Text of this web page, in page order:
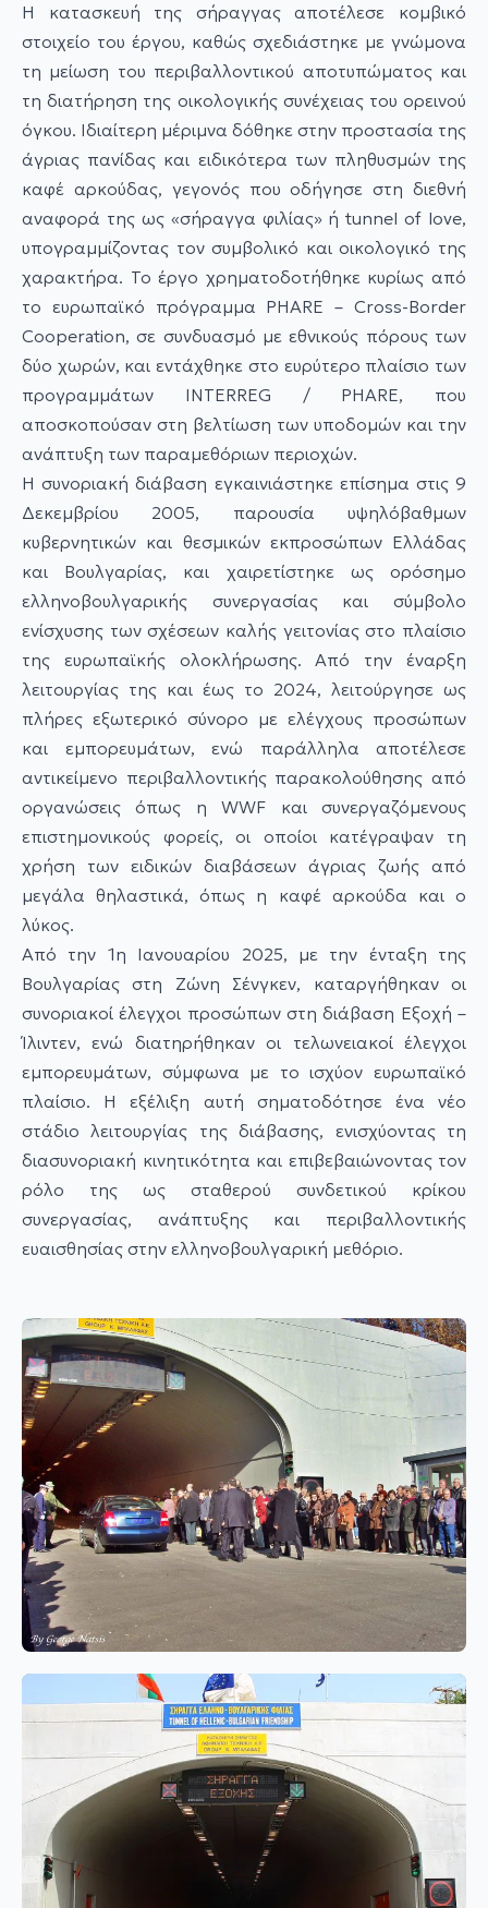
Η κατασκευή της σήραγγας αποτέλεσε κομβικό
στοιχείο του έργου, καθώς σχεδιάστηκε με γνώμονα
τη μείωση του περιβαλλοντικού αποτυπώματος και
τη διατήρηση της οικολογικής συνέχειας του ορεινού
όγκου. Ιδιαίτερη μέριμνα δόθηκε στην προστασία της
άγριας πανίδας και ειδικότερα των πληθυσμών της
καφέ αρκούδας, γεγονός που οδήγησε στη διεθνή
αναφορά της ως «σήραγγα φιλίας» ή tunnel of love,
υπογραμμίζοντας τον συμβολικό και οικολογικό της
χαρακτήρα. Το έργο χρηματοδοτήθηκε κυρίως από
το ευρωπαϊκό πρόγραμμα PHARE – Cross-Border
Cooperation, σε συνδυασμό με εθνικούς πόρους των
δύο χωρών, και εντάχθηκε στο ευρύτερο πλαίσιο των
προγραμμάτων INTERREG / PHARE, που
αποσκοπούσαν στη βελτίωση των υποδομών και την
ανάπτυξη των παραμεθόριων περιοχών.
Η συνοριακή διάβαση εγκαινιάστηκε επίσημα στις 9
Δεκεμβρίου 2005, παρουσία υψηλόβαθμων
κυβερνητικών και θεσμικών εκπροσώπων Ελλάδας
και Βουλγαρίας, και χαιρετίστηκε ως ορόσημο
ελληνοβουλγαρικής συνεργασίας και σύμβολο
ενίσχυσης των σχέσεων καλής γειτονίας στο πλαίσιο
της ευρωπαϊκής ολοκλήρωσης. Από την έναρξη
λειτουργίας της και έως το 2024, λειτούργησε ως
πλήρες εξωτερικό σύνορο με ελέγχους προσώπων
και εμπορευμάτων, ενώ παράλληλα αποτέλεσε
αντικείμενο περιβαλλοντικής παρακολούθησης από
οργανώσεις όπως η WWF και συνεργαζόμενους
επιστημονικούς φορείς, οι οποίοι κατέγραψαν τη
χρήση των ειδικών διαβάσεων άγριας ζωής από
μεγάλα θηλαστικά, όπως η καφέ αρκούδα και ο
λύκος.
Από την 1η Ιανουαρίου 2025, με την ένταξη της
Βουλγαρίας στη Ζώνη Σένγκεν, καταργήθηκαν οι
συνοριακοί έλεγχοι προσώπων στη διάβαση Εξοχή –
Ίλιντεν, ενώ διατηρήθηκαν οι τελωνειακοί έλεγχοι
εμπορευμάτων, σύμφωνα με το ισχύον ευρωπαϊκό
πλαίσιο. Η εξέλιξη αυτή σηματοδότησε ένα νέο
στάδιο λειτουργίας της διάβασης, ενισχύοντας τη
διασυνοριακή κινητικότητα και επιβεβαιώνοντας τον
ρόλο της ως σταθερού συνδετικού κρίκου
συνεργασίας, ανάπτυξης και περιβαλλοντικής
ευαισθησίας στην ελληνοβουλγαρική μεθόριο.